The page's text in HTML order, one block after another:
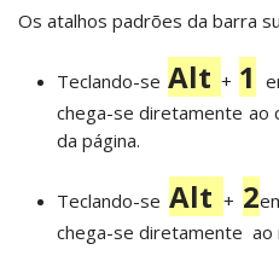
Os atalhos padrões da barra
Teclando-se Alt + 1
chega-se diretamente ao
da página.
Teclando-se Alt + 2
chega-se diretamente ao